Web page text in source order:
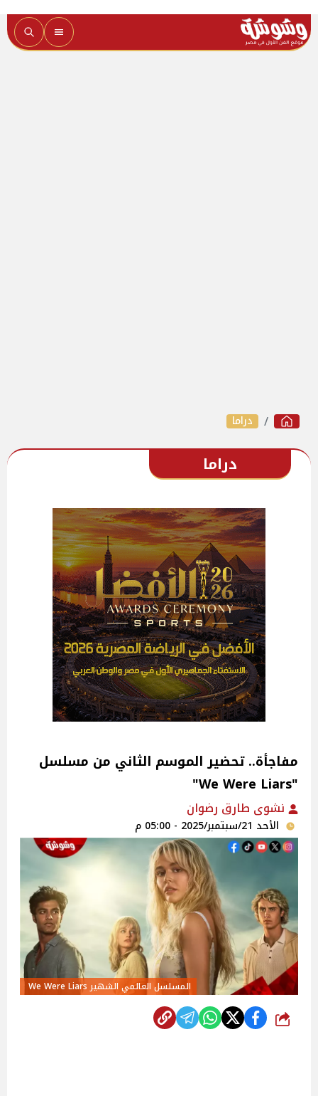
دراما
دراما
مفاجأة.. تحضير الموسم الثاني من مسلسل
"We Were Liars"
نشوى طارق رضوان
الأحد 21/سبتمبر/2025 - 05:00 م
المسلسل العالمي الشهير We Were Liars
شارك